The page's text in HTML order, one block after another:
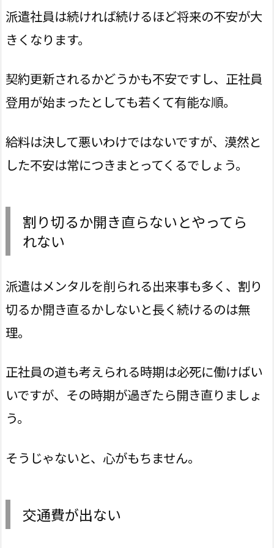
派遣社員は続ければ続けるほど将来の不安が大
きくなります。
契約更新されるかどうかも不安ですし、正社員
登用が始まったとしても若くて有能な順。
給料は決して悪いわけではないですが、漠然と
した不安は常につきまとってくるでしょう。
割り切るか開き直らないとやってら
れない
派遣はメンタルを削られる出来事も多く、割り
切るか開き直るかしないと長く続けるのは無
理。
正社員の道も考えられる時期は必死に働けばい
いですが、その時期が過ぎたら開き直りましょ
う。
そうじゃないと、心がもちません。
交通費が出ない